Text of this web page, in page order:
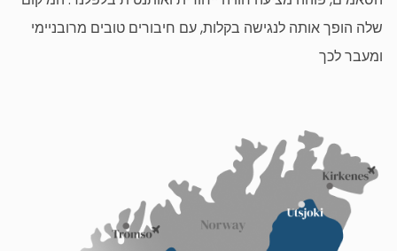
שלה הופך אותה לנגישה בקלות, עם חיבורים טובים מרובניימי
ומעבר לכך